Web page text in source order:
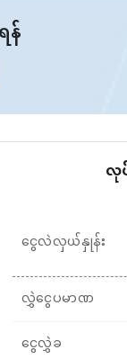
န်
လု
ငွေလဲလှယ်နှုန်း
လွှဲငွေပမာဏ
ငွေလွှဲခ